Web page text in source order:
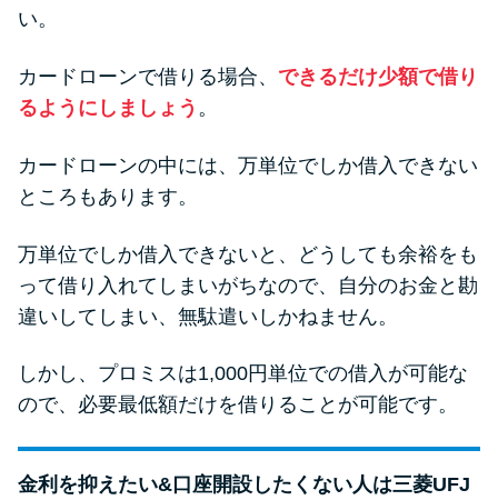
い。
カードローンで借りる場合、 できるだけ少額で借り
るようにしましょう 。
カードローンの中には、万単位でしか借入できない
ところもあります。
万単位でしか借入できないと、どうしても余裕をも
って借り入れてしまいがちなので、自分のお金と勘
違いしてしまい、無駄遣いしかねません。
しかし、プロミスは1,000円単位での借入が可能な
ので、必要最低額だけを借りることが可能です。
金利を抑えたい&口座開設したくない人は三菱UFJ